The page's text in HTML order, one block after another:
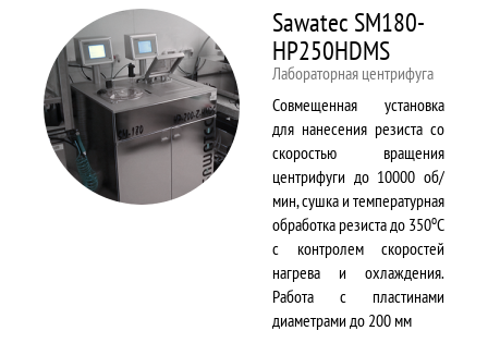
Sawatec SM180-
HP250HDMS
Лабораторная центрифуга
Совмещенная установка
для нанесения резиста со
скоростью вращения
центрифуги до 10000 об/
мин, сушка и температурная
обработка резиста до 350оС
с контролем скоростей
нагрева и охлаждения.
Работа с пластинами
диаметрами до 200 мм